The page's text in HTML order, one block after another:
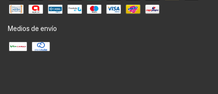
Medios de envío